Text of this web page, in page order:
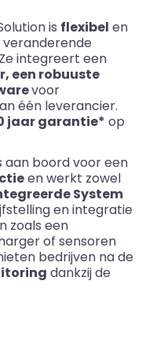
is flexibel en
integreert een
een robuuste
voor
één leverancier.
jaar garantie* op
aan boord voor een
en werkt zowel
System
en integratie
zoals een
of sensoren
bedrijven na de
dankzij de